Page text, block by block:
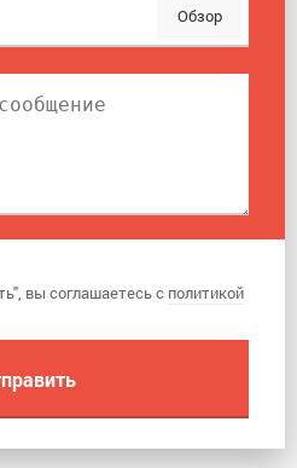
Обзор
вы соглашаетесь с политикой